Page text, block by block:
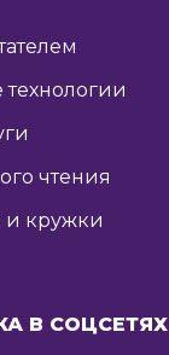
чтения
кружки
В СОЦСЕТЯХ